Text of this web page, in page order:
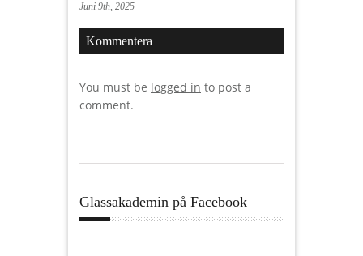
Juni 9th, 2025
Kommentera
You must be logged in to post a
comment.
Glassakademin på Facebook